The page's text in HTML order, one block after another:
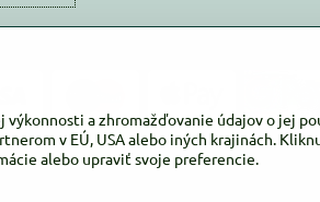
a zhromažďovanie údajov o jej
v EÚ, USA alebo iných krajinách.
alebo upraviť svoje preferencie.